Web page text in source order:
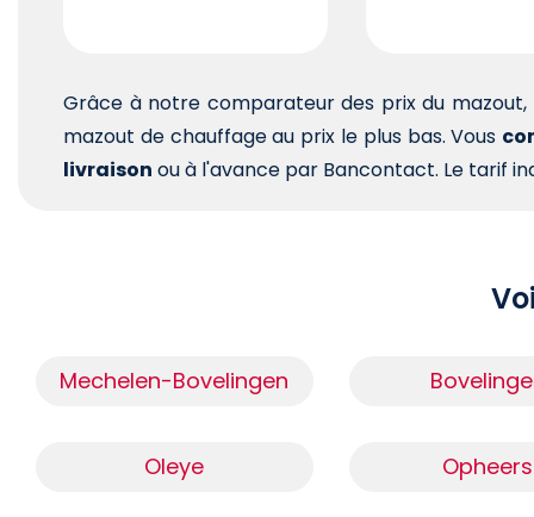
Grâce à notre comparateur des prix du
mazout de chauffage au prix le plus bas. Vous
livraison ou à l'avance par Bancontact. Le tarif
Mechelen-Bovelingen
Oleye Opheers